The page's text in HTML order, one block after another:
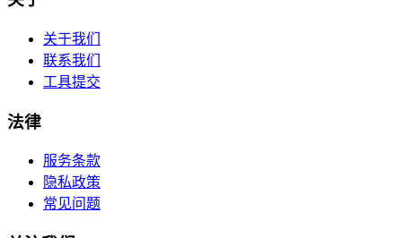
关于我们
联系我们
工具提交
法律
服务条款
隐私政策
常见问题